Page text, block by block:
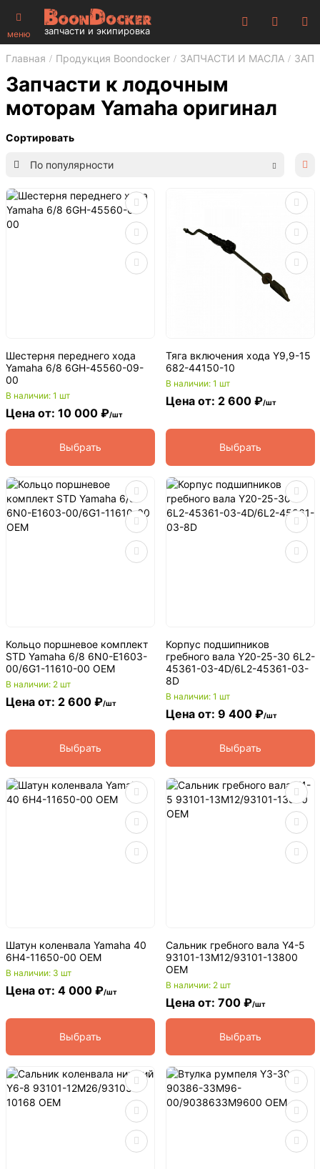
меню запчасти и экипировка
Главная Продукция Boondocker ЗАПЧАСТИ И МАСЛА
Запчасти к лодочным
моторам Yamaha оригинал
Сортировать
По популярности
Шестерня переднего хода
Yamaha 6/8 6GH-45560-09-
00
В наличии: 1 шт
Цена от: 10 000 ₽/шт
Выбрать
Тяга включения хода Y9,9-15
682-44150-10
В наличии: 1 шт
Цена от: 2 600 ₽/шт
Выбрать
Кольцо поршневое комплект
STD Yamaha 6/8 6N0-E1603-
00/6G1-11610-00 OEM
В наличии: 2 шт
Цена от: 2 600 ₽/шт
Выбрать
Корпус подшипников
гребного вала Y20-25-30 6L2-
45361-03-4D/6L2-45361-03-
8D
В наличии: 1 шт
Цена от: 9 400 ₽/шт
Выбрать
Шатун коленвала Yamaha 40
6H4-11650-00 OEM
В наличии: 3 шт
Цена от: 4 000 ₽/шт
Выбрать
Сальник гребного вала Y4-5
93101-13M12/93101-13800
OEM
В наличии: 2 шт
Цена от: 700 ₽/шт
Выбрать